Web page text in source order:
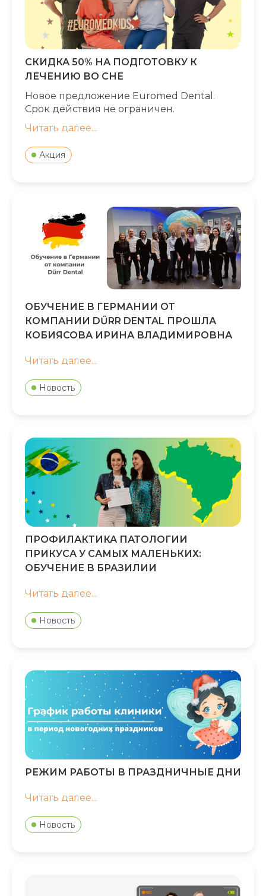
СКИДКА 50% НА ПОДГОТОВКУ К
ЛЕЧЕНИЮ ВО СНЕ
Новое предложение Euromed Dental.
Срок действия не ограничен.
Читать далее...
Акция
ОБУЧЕНИЕ В ГЕРМАНИИ ОТ
КОМПАНИИ DŰRR DENTAL ПРОШЛА
КОБИЯСОВА ИРИНА ВЛАДИМИРОВНА
Читать далее...
Новость
ПРОФИЛАКТИКА ПАТОЛОГИИ
ПРИКУСА У САМЫХ МАЛЕНЬКИХ:
ОБУЧЕНИЕ В БРАЗИЛИИ
Читать далее...
Новость
РЕЖИМ РАБОТЫ В ПРАЗДНИЧНЫЕ ДНИ
Читать далее...
Новость